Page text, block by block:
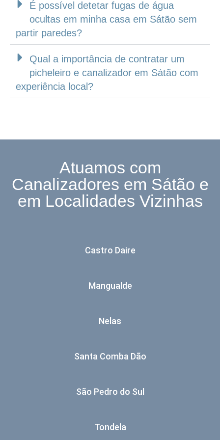
É possível detetar fugas de água
ocultas em minha casa em Sátão sem
partir paredes?
Qual a importância de contratar um
picheleiro e canalizador em Sátão com
experiência local?
Atuamos com
Canalizadores em Sátão e
em Localidades Vizinhas
Castro Daire
Mangualde
Nelas
Santa Comba Dão
São Pedro do Sul
Tondela